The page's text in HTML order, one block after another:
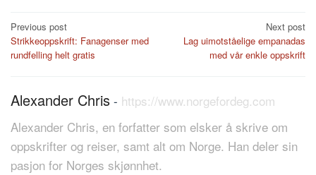
Post
navigation
Previous post
Strikkeoppskrift: Fanagenser med
rundfelling helt gratis
Next post
Lag uimotståelige empanadas
med vår enkle oppskrift
Alexander Chris - https://www.norgefordeg.com
Alexander Chris, en forfatter som elsker å skrive om
oppskrifter og reiser, samt alt om Norge. Han deler sin
pasjon for Norges skjønnhet.